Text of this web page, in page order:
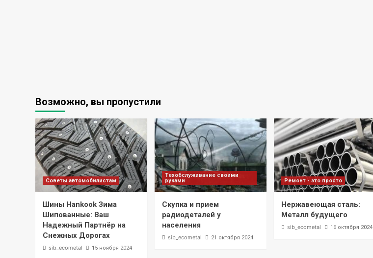
Возможно, вы пропустили
Советы автомобилистам
Шины Hankook Зима
Шипованные: Ваш
Надежный Партнёр на
Снежных Дорогах
sib_ecometal 15 ноября 2024
Техобслуживание своими
руками
Скупка и прием
радиодеталей у
населения
sib_ecometal 21 октября 2024
Ремонт - это просто
Нержавеющая сталь:
Металл будущего
sib_ecometal 16 октября 2024